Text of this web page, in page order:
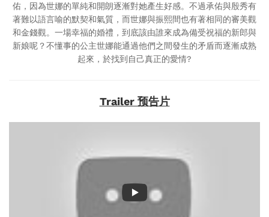
佑，因為世娜的單純和開朗逐漸對她產生好感。不過承佑與殷秀有
著難以語言喻的默契和氣質，而世娜與振熙間也有著相同的審美觀
和金錢觀。一場幸福的婚禮，到底該由誰來成為備受祝福的新郎與
新娘呢？不懂事的公主世娜能通過他們之間發生的矛盾而逐漸成熟
起來，於找到自己真正的愛情?
Trailer 预告片